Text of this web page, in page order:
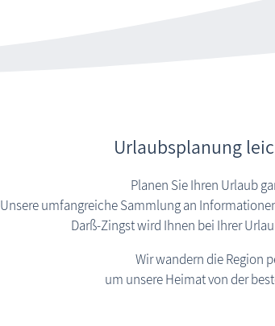
Urlaubsplanung
Planen Sie Ihren Urlaub
Unsere umfangreiche Sammlung an
Darß-Zingst wird Ihnen bei Ihrer
Wir wandern die Region
um unsere Heimat von der